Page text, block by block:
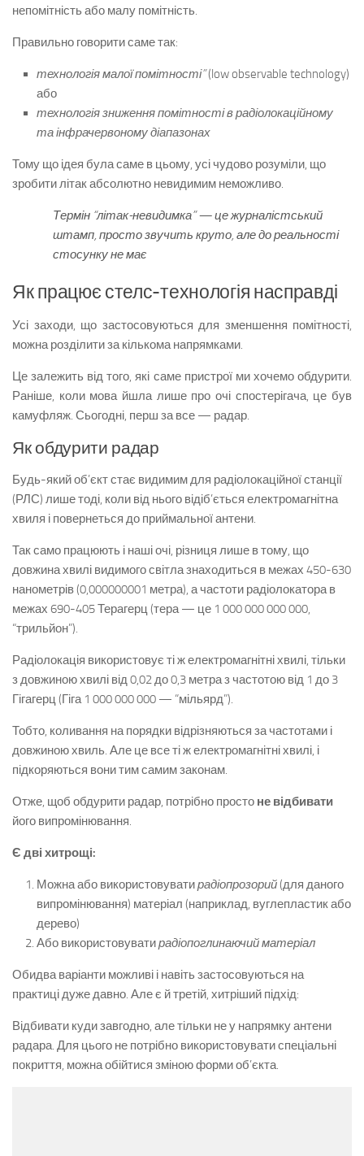
непомітність або малу помітність.
Правильно говорити саме так:
технологія малої помітності”(low observable technology)
або
технологія зниження помітності в радіолокаційному
та інфрачервоному діапазонах
Тому що ідея була саме в цьому, усі чудово розуміли, що
зробити літак абсолютно невидимим неможливо.
Термін “літак-невидимка” — це журналістський
штамп, просто звучить круто, але до реальності
стосунку не має
Як працює стелс-технологія насправді
Усі заходи, що застосовуються для зменшення помітності,
можна розділити за кількома напрямками.
Це залежить від того, які саме пристрої ми хочемо обдурити.
Раніше, коли мова йшла лише про очі спостерігача, це був
камуфляж. Сьогодні, перш за все — радар.
Як обдурити радар
Будь-який об’єкт стає видимим для радіолокаційної станції
(РЛС) лише тоді, коли від нього відіб’ється електромагнітна
хвиля і повернеться до приймальної антени.
Так само працюють і наші очі, різниця лише в тому, що
довжина хвилі видимого світла знаходиться в межах 450-630
нанометрів (0,000000001 метра), а частоти радіолокатора в
межах 690-405 Терагерц (тера — це 1 000 000 000 000,
“трильйон”).
Радіолокація використовує ті ж електромагнітні хвилі, тільки
з довжиною хвилі від 0,02 до 0,3 метра з частотою від 1 до 3
Гігагерц (Гіга 1 000 000 000 — “мільярд”).
Тобто, коливання на порядки відрізняються за частотами і
довжиною хвиль. Але це все ті ж електромагнітні хвилі, і
підкоряються вони тим самим законам.
Отже, щоб обдурити радар, потрібно просто не відбивати
його випромінювання.
Є дві хитрощі:
Можна або використовуватирадіопрозорий(для даного
випромінювання) матеріал (наприклад, вуглепластик або
дерево)
Або використовуватирадіопоглинаючий матеріал
Обидва варіанти можливі і навіть застосовуються на
практиці дуже давно. Але є й третій, хитріший підхід:
Відбивати куди завгодно, але тільки не у напрямку антени
радара. Для цього не потрібно використовувати спеціальні
покриття, можна обійтися зміною форми об’єкта.